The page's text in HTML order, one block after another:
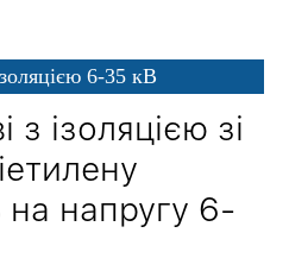
6-35 кВ
з ізоляцією зі
напругу 6-